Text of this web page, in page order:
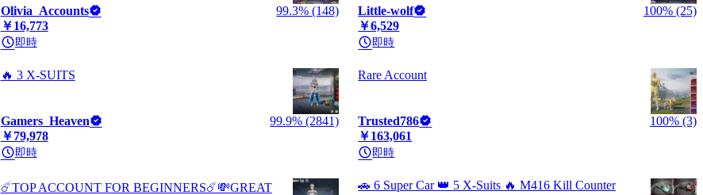
Olivia_Accounts
99.3% (148)
￥16,773
即時
Little-wolf
100% (25)
￥6,529
即時
🔥 3 X-SUITS
Gamers_Heaven
99.9% (2841)
￥79,978
即時
Rare Account
Trusted786
100% (3)
￥163,061
即時
☄️TOP ACCOUNT FOR BEGINNERS☄️💸GREAT
🚗 6 Super Car 👑 5 X-Suits 🔥 M416 Kill Counter